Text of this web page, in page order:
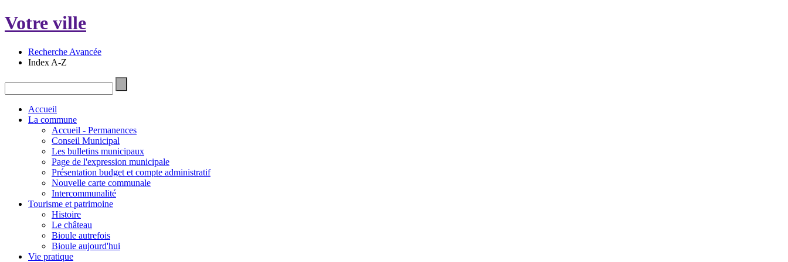
Votre ville
Recherche Avancée
Index A-Z
Accueil
La commune
Accueil - Permanences
Conseil Municipal
Les bulletins municipaux
Page de l'expression municipale
Présentation budget et compte administratif
Nouvelle carte communale
Intercommunalité
Tourisme et patrimoine
Histoire
Le château
Bioule autrefois
Bioule aujourd'hui
Vie pratique